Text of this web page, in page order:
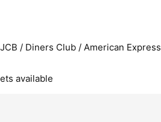
/ Diners Club / American Express
available